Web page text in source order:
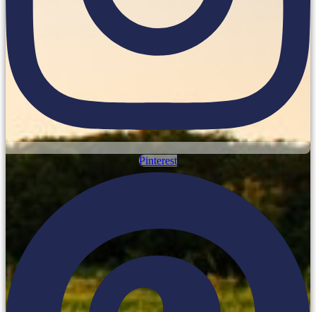
Pinterest